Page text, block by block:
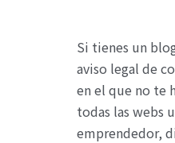
Si tienes un
aviso legal de
en el que no te
todas las webs
emprendedor,